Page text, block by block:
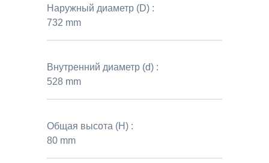
Наружный диаметр (D) :
732 mm
Внутренний диаметр (d) :
528 mm
Общая высота (H) :
80 mm